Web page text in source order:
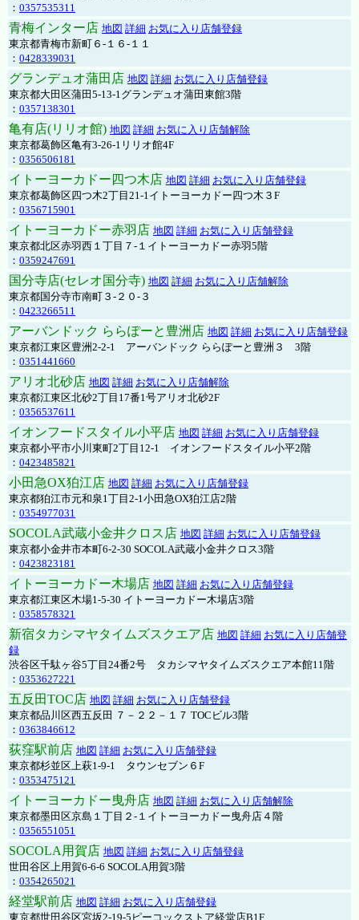
： 0357535311
青梅インター店 地図 詳細 お気に入り店舗登録
東京都青梅市新町６-１６-１１
： 0428339031
グランデュオ蒲田店 地図 詳細 お気に入り店舗登録
東京都大田区蒲田5-13-1グランデュオ蒲田東館3階
： 0357138301
亀有店(リリオ館) 地図 詳細 お気に入り店舗解除
東京都葛飾区亀有3-26-1リリオ館4F
： 0356506181
イトーヨーカドー四つ木店 地図 詳細 お気に入り店舗登録
東京都葛飾区四つ木2丁目21-1イトーヨーカドー四つ木３F
： 0356715901
イトーヨーカドー赤羽店 地図 詳細 お気に入り店舗登録
東京都北区赤羽西１丁目７-１イトーヨーカドー赤羽5階
： 0359247691
国分寺店(セレオ国分寺) 地図 詳細 お気に入り店舗解除
東京都国分寺市南町３-２０-３
： 0423266511
アーバンドック ららぽーと豊洲店 地図 詳細 お気に入り店舗登録
東京都江東区豊洲2-2-1 アーバンドック ららぽーと豊洲３ 3階
： 0351441660
アリオ北砂店 地図 詳細 お気に入り店舗解除
東京都江東区北砂2丁目17番1号アリオ北砂2F
： 0356537611
イオンフードスタイル小平店 地図 詳細 お気に入り店舗登録
東京都小平市小川東町2丁目12-1 イオンフードスタイル小平2階
： 0423485821
小田急OX狛江店 地図 詳細 お気に入り店舗登録
東京都狛江市元和泉1丁目2-1小田急OX狛江店2階
： 0354977031
SOCOLA武蔵小金井クロス店 地図 詳細 お気に入り店舗登録
東京都小金井市本町6-2-30 SOCOLA武蔵小金井クロス3階
： 0423823181
イトーヨーカドー木場店 地図 詳細 お気に入り店舗登録
東京都江東区木場1-5-30 イトーヨーカドー木場店3階
： 0358578321
新宿タカシマヤタイムズスクエア店 地図 詳細 お気に入り店舗登
録
渋谷区千駄ヶ谷5丁目24番2号 タカシマヤタイムズスクエア本館11階
： 0353627221
五反田TOC店 地図 詳細 お気に入り店舗登録
東京都品川区西五反田 ７－２２－１７ TOCビル3階
： 0363846612
荻窪駅前店 地図 詳細 お気に入り店舗登録
東京都杉並区上萩1-9-1 タウンセブン６F
： 0353475121
イトーヨーカドー曳舟店 地図 詳細 お気に入り店舗解除
東京都墨田区京島１丁目２-１イトーヨーカドー曳舟店４階
： 0356551051
SOCOLA用賀店 地図 詳細 お気に入り店舗登録
世田谷区上用賀6-6-6 SOCOLA用賀3階
： 0354265021
経堂駅前店 地図 詳細 お気に入り店舗登録
東京都世田谷区宮坂2-19-5ピーコックストア経堂店B1F